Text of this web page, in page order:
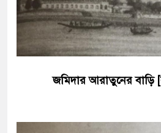
জমিদার আরাতুনের বাড়ি